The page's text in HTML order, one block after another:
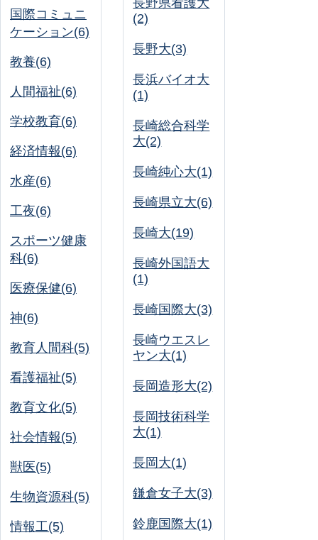
国際コミュニ
ケーション(6)
教養(6)
人間福祉(6)
学校教育(6)
経済情報(6)
水産(6)
工夜(6)
スポーツ健康
科(6)
医療保健(6)
神(6)
教育人間科(5)
看護福祉(5)
教育文化(5)
社会情報(5)
獣医(5)
生物資源科(5)
情報工(5)
長野県看護大
(2)
長野大(3)
長浜バイオ大
(1)
長崎総合科学
大(2)
長崎純心大(1)
長崎県立大(6)
長崎大(19)
長崎外国語大
(1)
長崎国際大(3)
長崎ウエスレ
ヤン大(1)
長岡造形大(2)
長岡技術科学
大(1)
長岡大(1)
鎌倉女子大(3)
鈴鹿国際大(1)